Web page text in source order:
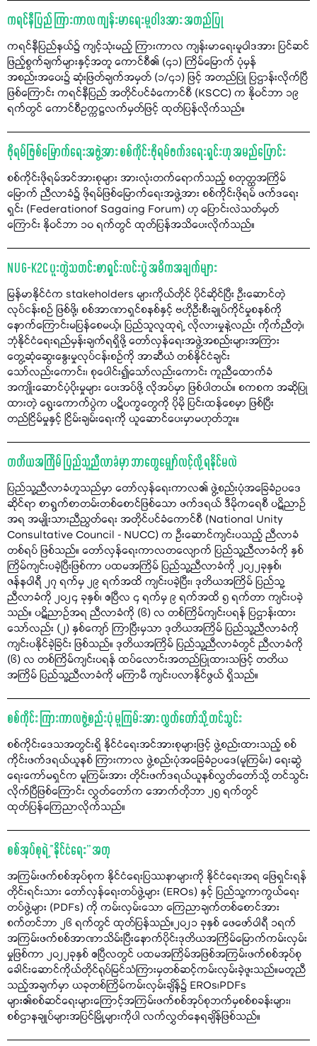
ကရင်နီပြည် ကြားကာလ ကျန်းမာရေးမူဝါဒအား အတည်ပြု
ကရင်နီပြည်နယ်၌ ကျင့်သုံးမည့် ကြားကာလ ကျန်းမာရေးမူဝါဒအား ပြင်ဆင်
ဖြည့်စွက်ချက်များနှင့်အတူ ကောင်စီ၏ (၄၁) ကြိမ်မြောက် ပုံမှန်
အစည်းအဝေး၌ ဆုံးဖြတ်ချက်အမှတ် (၁/၄၁) ဖြင့် အတည်ပြု ပြဌာန်းလိုက်ပြီ
ဖြစ်ကြောင်း ကရင်နီပြည် အတိုင်ပင်ခံကောင်စီ (KSCC) က နိုဝင်ဘာ ၁၉
ရက်တွင် ကောင်စီဥက္ကဋ္ဌလက်မှတ်ဖြင့် ထုတ်ပြန်လိုက်သည်။
ဖိုရမ်ဖြစ်မြောက်ရေးအဖွဲ့အား စစ်ကိုင်းဖိုရမ်ဖက်ဒရေးရှင်းဟု အမည်ပြောင်း
စစ်ကိုင်းဖိုရမ်အင်အားစုများ အားလုံးတက်ရောက်သည့် စတုတ္ထအကြိမ်
မြောက် ညီလာခံ၌ ဖိုရမ်ဖြစ်မြောက်ရေးအဖွဲ့အား စစ်ကိုင်းဖိုရမ် ဖက်ဒရေး
ရှင်း (Federationof Sagaing Forum) ဟု ပြောင်းလဲသတ်မှတ်
ကြောင်း နိုဝင်ဘာ ၁၀ ရက်တွင် ထုတ်ပြန်အသိပေးလိုက်သည်။
NUG-K2C ပူးတွဲသတင်းစာရှင်းလင်းပွဲ အဓိကအချက်များ
မြန်မာနိုင်ငံက stakeholders များကိုယ်တိုင် ပိုင်ဆိုင်ပြီး ဦးဆောင်တဲ့
လုပ်ငန်းစဉ် ဖြစ်ဖို့၊ စစ်အာဏာရှင်စနစ်နှင့် ဗဟိုဦးစီးချုပ်ကိုင်မှုစနစ်ကို
နောက်ကြောင်းမပြန်စေမယ့်၊ ပြည်သူလူထုရဲ့ လိုလားမှုနဲ့လည်း ကိုက်ညီတဲ့၊
ဘုံနိုင်ငံရေးရည်မှန်းချက်ရရှိဖို့ တော်လှန်ရေးအဖွဲ့အစည်းများအကြား
တွေ့ဆုံဆွေးနွေးမှုလုပ်ငန်းစဥ်ကို အာဆီယံ တစ်နိုင်ငံချင်း
သော်လည်းကောင်း၊ စုပေါင်း၍သော်လည်းကောင်း ကူညီထောက်ခံ
အကျိုးဆောင်ပံ့ပိုးမှုများ ပေးအပ်ဖို့ လိုအပ်မှာ ဖြစ်ပါတယ်။ စကစက အဆိုပြု
ထားတဲ့ ရွေးကောက်ပွဲက ပဋိပက္ခတွေကို ပိုမို ပြင်းထန်စေမှာ ဖြစ်ပြီး
တည်ငြိမ်မှုနှင့် ငြိမ်းချမ်းရေးကို ယူဆောင်ပေးမှာမဟုတ်ဘူး။
တတိယအကြိမ် ပြည်သူ့ညီလာခံမှာ ဘာတွေမျှော်လင့်လို့ ရနိုင်မလဲ
ပြည်သူ့ညီလာခံဟူသည်မှာ တော်လှန်ရေးကာလ၏ ဖွဲ့စည်းပုံအခြေခံဥပဒေ
ဆိုင်ရာ စာရွက်စာတမ်းတစ်စောင်ဖြစ်သော ဖက်ဒရယ် ဒီမိုကရေစီ ပဋိညာဉ်
အရ အမျိုးသားညီညွတ်ရေး အတိုင်ပင်ခံကောင်စီ (National Unity
Consultative Council - NUCC) က ဦးဆောင်ကျင်းပသည့် ညီလာခံ
တစ်ရပ် ဖြစ်သည်။ တော်လှန်ရေးကာလတလျောက် ပြည်သူ့ညီလာခံကို နှစ်
ကြိမ်ကျင်းပခဲ့ပြီးဖြစ်ကာ ပထမအကြိမ် ပြည်သူ့ညီလာခံကို ၂၀၂၂ခုနှစ်၊
ဇန်နဝါရီ ၂၇ ရက်မှ ၂၉ ရက်အထိ ကျင်းပခဲ့ပြီး၊ ဒုတိယအကြိမ် ပြည်သူ့
ညီလာခံကို ၂၀၂၄ ခုနှစ်၊ ဧပြီလ ၄ ရက်မှ ၉ ရက်အထိ ၅ ရက်တာ ကျင်းပခဲ့
သည်။ ပဋိညာဉ်အရ ညီလာခံကို (၆) လ တစ်ကြိမ်ကျင်းပရန် ပြဌာန်းထား
သော်လည်း (၂) နှစ်ကျော် ကြာပြီးမှသာ ဒုတိယအကြိမ် ပြည်သူ့ညီလာခံကို
ကျင်းပနိုင်ခဲ့ခြင်း ဖြစ်သည်။ ဒုတိယအကြိမ် ပြည်သူ့ညီလာခံတွင် ညီလာခံကို
(၆) လ တစ်ကြိမ်ကျင်းပရန် ထပ်လောင်းအတည်ပြုထားသဖြင့် တတိယ
အကြိမ် ပြည်သူ့ညီလာခံကို မကြာမီ ကျင်းပလာနိုင်ဖွယ် ရှိသည်။
စစ်ကိုင်း ကြားကာလဖွဲ့စည်းပုံ မူကြမ်းအား လွှတ်တော်သို့ တင်သွင်း
စစ်ကိုင်းဒေသအတွင်းရှိ နိုင်ငံရေးအင်အားစုများဖြင့် ဖွဲ့စည်းထားသည့် စစ်
ကိုင်းဖက်ဒရယ်ယူနစ် ကြားကာလ ဖွဲ့စည်းပုံအခြေခံဥပဒေ(မူကြမ်း) ရေးဆွဲ
ရေးကော်မရှင်က မူကြမ်းအား တိုင်းဖက်ဒရယ်ယူနစ်လွှတ်တော်သို့ တင်သွင်း
လိုက်ပြီဖြစ်ကြောင်း လွှတ်တော်က အောက်တိုဘာ ၂၅ ရက်တွင်
ထုတ်ပြန်ကြေညာလိုက်သည်။
စစ်အုပ်စုရဲ့ “နိုင်ငံရေး” အတု
အကြမ်းဖက်စစ်အုပ်စုက နိုင်ငံရေးပြဿနာများကို နိုင်ငံရေးအရ ဖြေရှင်းရန်
တိုင်းရင်းသား တော်လှန်ရေးတပ်ဖွဲ့များ (EROs) နှင့် ပြည်သူ့ကာကွယ်ရေး
တပ်ဖွဲ့များ (PDFs) ကို ကမ်းလှမ်းသော ကြေညာချက်တစ်စောင်အား
စက်တင်ဘာ ၂၆ ရက်တွင် ထုတ်ပြန်သည်။၂၀၂၁ ခုနှစ် ဖေဖော်ဝါရီ ၁ရက်
အကြမ်းဖက်စစ်အာဏာသိမ်းပြီးနောက်ပိုင်းဒုတိယအကြိမ်မြောက်ကမ်းလှမ်း
မှုဖြစ်ကာ ၂၀၂၂ခုနှစ် ဧပြီလတွင် ပထမအကြိမ်အဖြစ်အကြမ်းဖက်စစ်အုပ်စု
ခေါင်းဆောင်ကိုယ်တိုင်ရုပ်မြင်သံကြားမှတစ်ဆင့်ကမ်းလှမ်းခဲ့ဖူးသည်။မတူညီ
သည့်အချက်မှာ ယခုတစ်ကြိမ်ကမ်းလှမ်းချိန်၌ EROs၊PDFs
များ၏စစ်ဆင်ရေးများကြောင့်အကြမ်းဖက်စစ်အုပ်စုဘက်မှစစ်စခန်းများ၊
စစ်ဌာနချုပ်များအပြင်မြို့များကိုပါ လက်လွှတ်နေရချိန်ဖြစ်သည်။